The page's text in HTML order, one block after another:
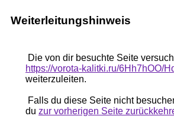
Weiterleitungshinweis
Die von dir besuchte Seite
https://vorota-kalitki.ru/6Hh7hOO/
weiterzuleiten.
Falls du diese Seite nicht
du zur vorherigen Seite